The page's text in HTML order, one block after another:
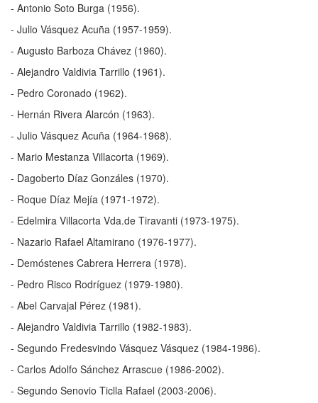
- Antonio Soto Burga (1956).
- Julio Vásquez Acuña (1957-1959).
- Augusto Barboza Chávez (1960).
- Alejandro Valdivia Tarrillo (1961).
- Pedro Coronado (1962).
- Hernán Rivera Alarcón (1963).
- Julio Vásquez Acuña (1964-1968).
- Mario Mestanza Villacorta (1969).
- Dagoberto Díaz Gonzáles (1970).
- Roque Díaz Mejía (1971-1972).
- Edelmira Villacorta Vda.de Tiravanti (1973-1975).
- Nazario Rafael Altamirano (1976-1977).
- Demóstenes Cabrera Herrera (1978).
- Pedro Risco Rodríguez (1979-1980).
- Abel Carvajal Pérez (1981).
- Alejandro Valdivia Tarrillo (1982-1983).
- Segundo Fredesvindo Vásquez Vásquez (1984-1986).
- Carlos Adolfo Sánchez Arrascue (1986-2002).
- Segundo Senovio Ticlla Rafael (2003-2006).